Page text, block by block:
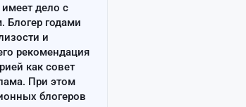
дело с
Блогер годами
и
рекомендация
как совет
При этом
блогеров